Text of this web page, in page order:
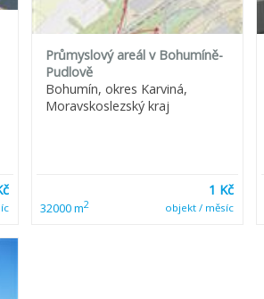
Průmyslový areál v Bohumíně-
Pudlově
Bohumín, okres Karviná,
Moravskoslezský kraj
32000 m2
1 Kč
objekt / měsíc